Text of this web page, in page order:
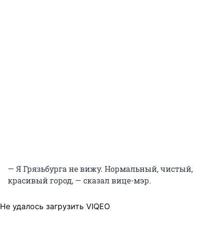
— Я Грязьбурга не вижу. Нормальный, чистый,
красивый город, — сказал вице-мэр.
Не удалось загрузить VIQEO